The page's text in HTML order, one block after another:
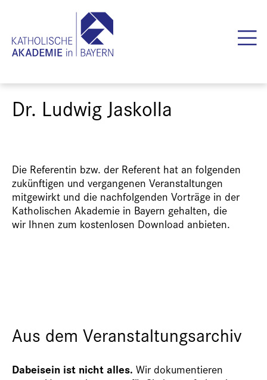
Dr. Ludwig Jaskolla
Die Referentin bzw. der Referent hat an folgenden
zukünftigen und vergangenen Veranstaltungen
mitgewirkt und die nachfolgenden Vorträge in der
Katholischen Akademie in Bayern gehalten, die
wir Ihnen zum kostenlosen Download anbieten.
Aus dem Veranstaltungsarchiv
Dabeisein ist nicht alles. Wir dokumentieren